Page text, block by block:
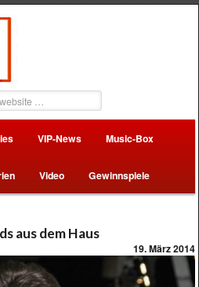
VIP-News Music-Box
Video Gewinnspiele
aus dem Haus
19. März 2014